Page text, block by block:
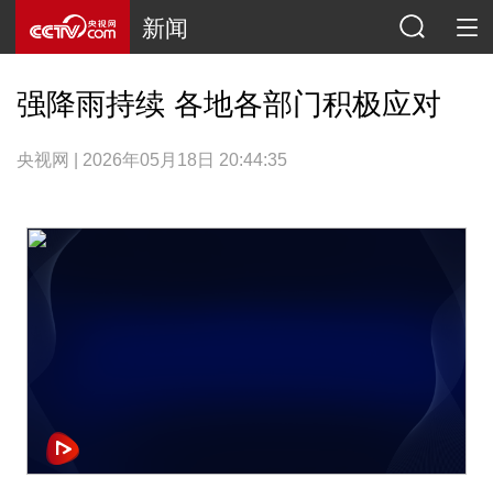
新闻
强降雨持续 各地各部门积极应对
央视网 | 2026年05月18日 20:44:35